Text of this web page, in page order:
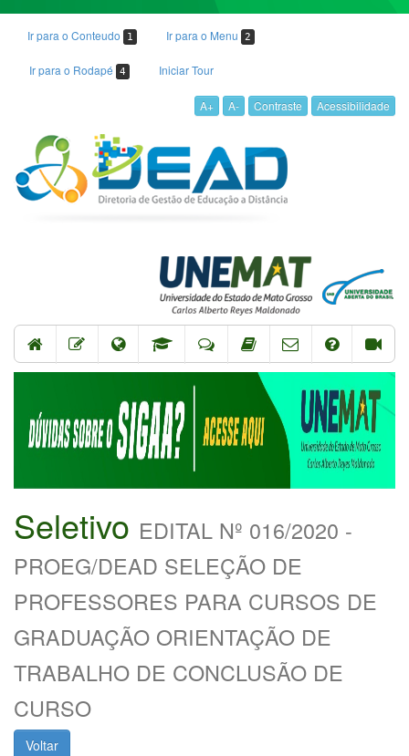
Ir para o Conteudo 1 Ir para o Menu 2
Ir para o Rodapé 4 Iniciar Tour
A+ A- Contraste Acessibilidade
Seletivo EDITAL Nº 016/2020 -
PROEG/DEAD SELEÇÃO DE
PROFESSORES PARA CURSOS DE
GRADUAÇÃO ORIENTAÇÃO DE
TRABALHO DE CONCLUSÃO DE
CURSO
Voltar